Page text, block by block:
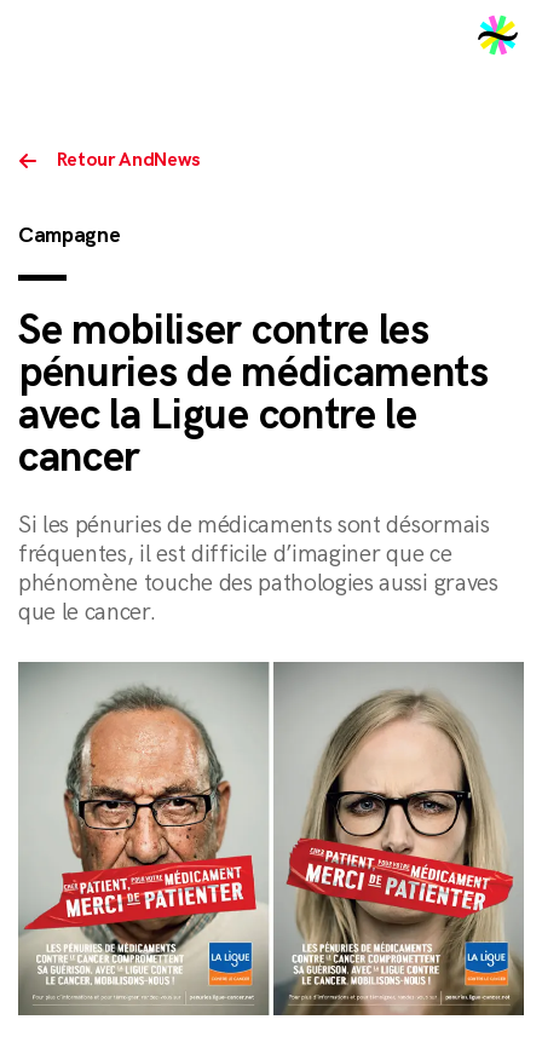
Retour AndNews
Campagne
Se mobiliser contre les
pénuries de médicaments
avec la Ligue contre le
cancer
Si les pénuries de médicaments sont désormais
fréquentes, il est difficile d’imaginer que ce
phénomène touche des pathologies aussi graves
que le cancer.